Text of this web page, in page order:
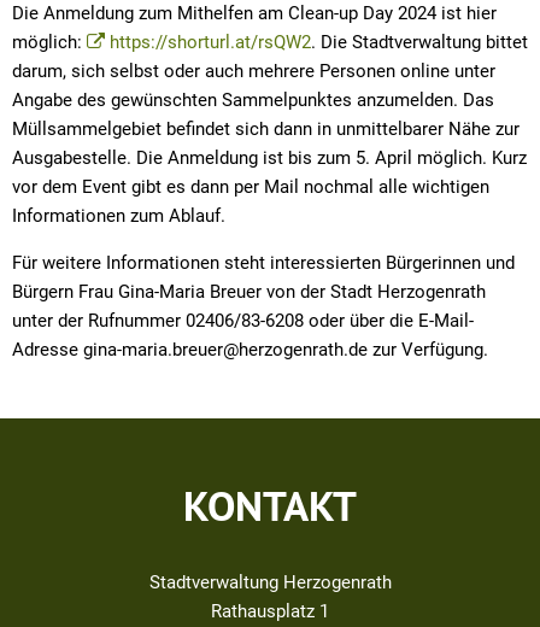
Die Anmeldung zum Mithelfen am Clean-up Day 2024 ist hier
möglich:
https://shorturl.at/rsQW2. Die Stadtverwaltung bittet
darum, sich selbst oder auch mehrere Personen online unter
Angabe des gewünschten Sammelpunktes anzumelden. Das
Müllsammelgebiet befindet sich dann in unmittelbarer Nähe zur
Ausgabestelle. Die Anmeldung ist bis zum 5. April möglich. Kurz
vor dem Event gibt es dann per Mail nochmal alle wichtigen
Informationen zum Ablauf.
Für weitere Informationen steht interessierten Bürgerinnen und
Bürgern Frau Gina-Maria Breuer von der Stadt Herzogenrath
unter der Rufnummer 02406/83-6208 oder über die E-Mail-
Adresse gina-maria.breuer@herzogenrath.de zur Verfügung.
KONTAKT
Stadtverwaltung Herzogenrath
Rathausplatz 1